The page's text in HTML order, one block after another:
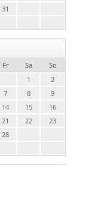
31
Fr Sa
So
1
2
7 8
9
14 15
16
21 22
23
28